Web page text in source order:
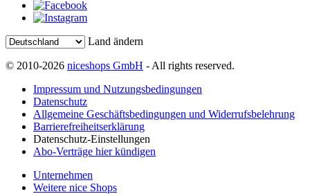
Land ändern
© 2010-2026 niceshops GmbH - All rights reserved.
Impressum und Nutzungsbedingungen
Datenschutz
Allgemeine Geschäftsbedingungen und Widerrufsbelehrung
Barrierefreiheitserklärung
Datenschutz-Einstellungen
Abo-Verträge hier kündigen
Unternehmen
Weitere nice Shops